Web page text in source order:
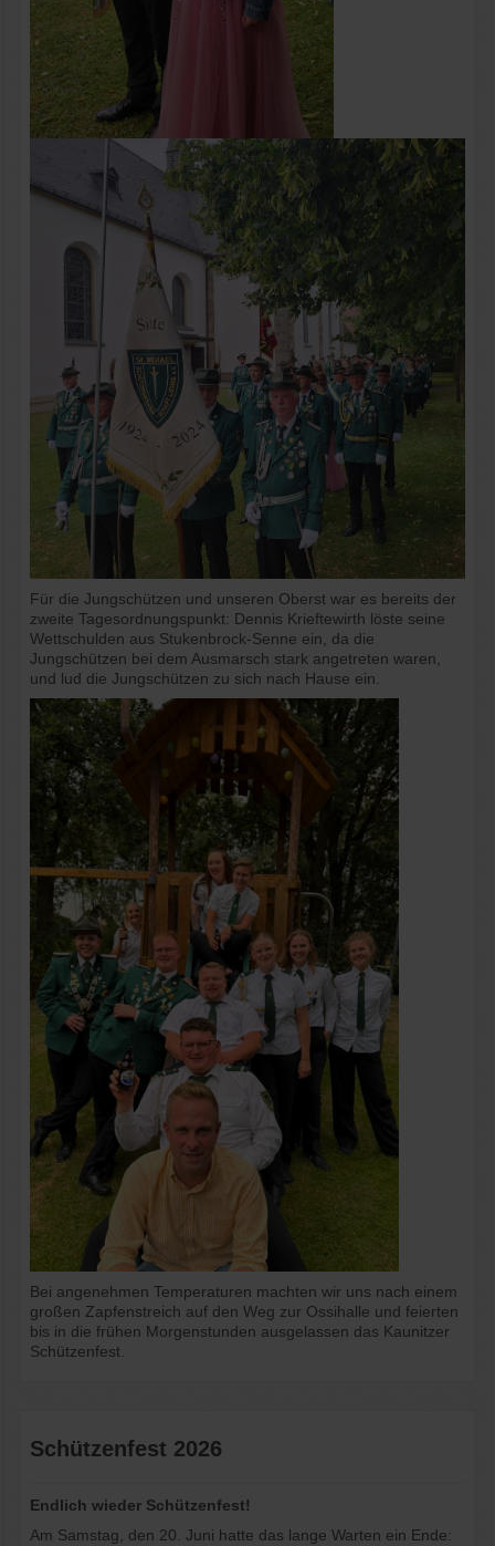
Für die Jungschützen und unseren Oberst war es bereits der
zweite Tagesordnungspunkt: Dennis Krieftewirth löste seine
Wettschulden aus Stukenbrock-Senne ein, da die
Jungschützen bei dem Ausmarsch stark angetreten waren,
und lud die Jungschützen zu sich nach Hause ein.
Bei angenehmen Temperaturen machten wir uns nach einem
großen Zapfenstreich auf den Weg zur Ossihalle und feierten
bis in die frühen Morgenstunden ausgelassen das Kaunitzer
Schützenfest.
Schützenfest 2026
Endlich wieder Schützenfest!
Am Samstag, den 20. Juni hatte das lange Warten ein Ende: